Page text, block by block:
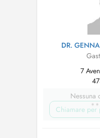
DR.
7
Nessuna
Chiamare per